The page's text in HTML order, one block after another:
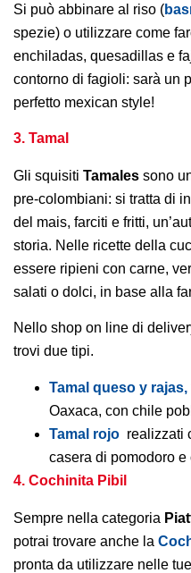
Si può abbinare al riso (
spezie) o utilizzare come
enchiladas, quesadillas e
contorno di fagioli: sarà un
perfetto mexican style!
3. Tamal
Gli squisiti Tamales sono
pre-colombiani: si tratta di
del mais, farciti e fritti,
storia. Nelle ricette della
essere ripieni con carne,
salati o dolci, in base alla
Nello shop on line di
trovi due tipi.
Tamal queso y rajas,
Oaxaca, con chile
Tamal rojo realizzati
casera di pomodoro e
4. Cochinita Pibil
Sempre nella categoria
potrai trovare anche la
pronta da utilizzare nelle